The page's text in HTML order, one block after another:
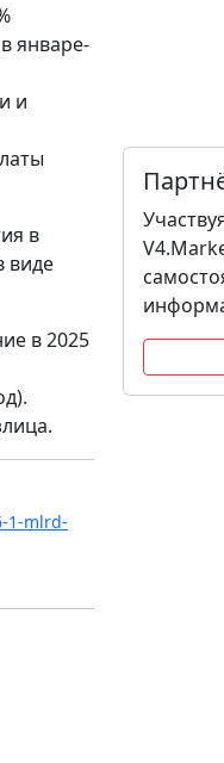
январе-
и
в
виде
в 2025
1-mlrd-